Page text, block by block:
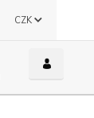
CZK